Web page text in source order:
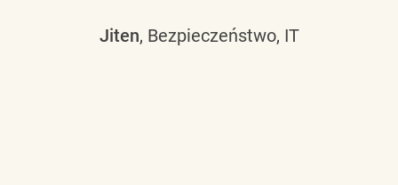
Jiten, Bezpieczeństwo, IT